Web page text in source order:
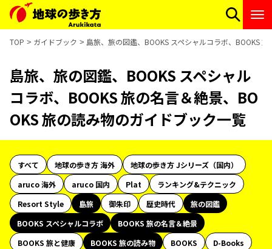
TOP ガイドブック 島旅、旅の図鑑、BOOKS スペシャルコラボ、BOOKS
島旅、旅の図鑑、BOOKS スペシャル
コラボ、BOOKS 旅の名言＆絶景、BO
OKS 旅の読み物のガイドブック一覧
すべて 地球の歩き方 海外
地球の歩き方 Jシリーズ（国内）
aruco 海外
aruco 国内 Plat
ランキング&テクニック
Resort Style
島旅 御朱印 歴史時代
旅の図鑑
BOOKS スペシャルコラボ
BOOKS 旅の名言＆絶景
BOOKS 旅と健康
BOOKS 旅の読み物 BOOKS
D-Books